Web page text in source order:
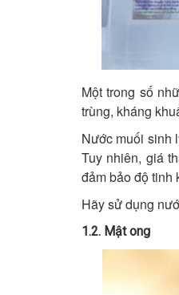
Một trong số
trùng, kháng
Nước muối sinh
Tuy nhiên, giá
đảm bảo độ tinh
Hãy sử dụng
1.2. Mật ong